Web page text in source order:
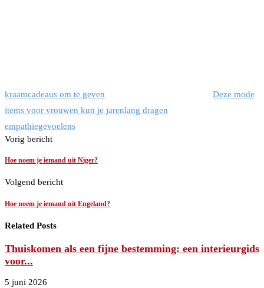
kraamcadeaus om te geven
Deze mode
items voor vrouwen kun je jarenlang dragen
empathiegevoelens
Vorig bericht
Hoe noem je iemand uit Niger?
Volgend bericht
Hoe noem je iemand uit Engeland?
Related Posts
Thuiskomen als een fijne bestemming: een interieurgids
voor...
5 juni 2026